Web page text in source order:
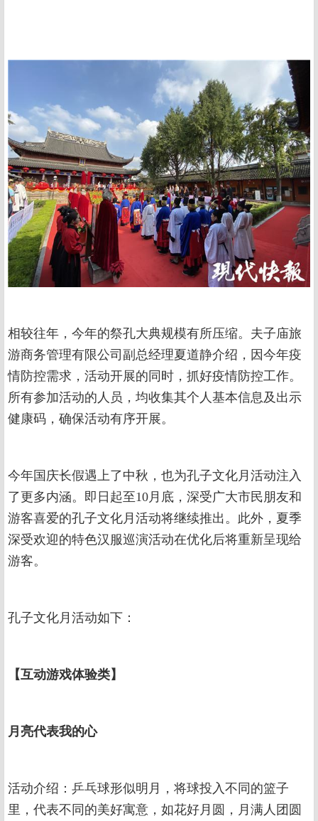
相较往年，今年的祭孔大典规模有所压缩。夫子庙旅
游商务管理有限公司副总经理夏道静介绍，因今年疫
情防控需求，活动开展的同时，抓好疫情防控工作。
所有参加活动的人员，均收集其个人基本信息及出示
健康码，确保活动有序开展。
今年国庆长假遇上了中秋，也为孔子文化月活动注入
了更多内涵。即日起至10月底，深受广大市民朋友和
游客喜爱的孔子文化月活动将继续推出。此外，夏季
深受欢迎的特色汉服巡演活动在优化后将重新呈现给
游客。
孔子文化月活动如下：
【互动游戏体验类】
月亮代表我的心
活动介绍：乒乓球形似明月，将球投入不同的篮子
里，代表不同的美好寓意，如花好月圆，月满人团圆